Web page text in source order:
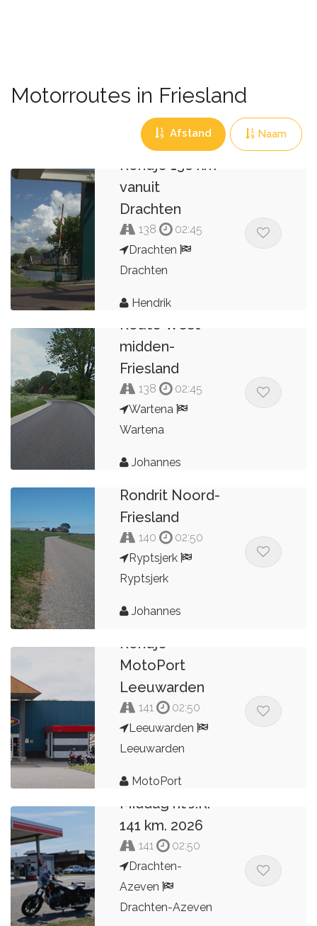
Motorroutes in Friesland
Afstand Naam
Rondje 138 km
vanuit
Drachten
138
02:45
Drachten
Drachten
Hendrik
Route West-
midden-
Friesland
138
02:45
Wartena
Wartena
Johannes
Rondrit Noord-
Friesland
140
02:50
Ryptsjerk
Ryptsjerk
Johannes
Rondje
MotoPort
Leeuwarden
141
02:50
Leeuwarden
Leeuwarden
MotoPort
Middag rit J.R.
141 km. 2026
141
02:50
Drachten-
Azeven
Drachten-Azeven